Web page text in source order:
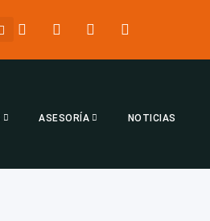
ASESORÍA NOTICIAS